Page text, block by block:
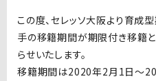
この度、セレッソ大阪より育
手の移籍期間が期限付き移籍
らせいたします。
移籍期間は2020年2月1日～